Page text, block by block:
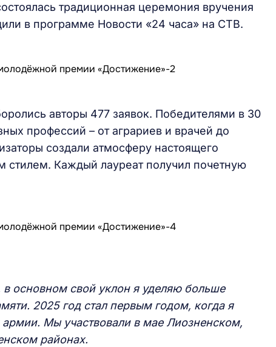
традиционная церемония вручения
в программе Новости «24 часа» на СТВ.
авторы 477 заявок. Победителями в 30
профессий – от аграриев и врачей до
создали атмосферу настоящего
стилем. Каждый лауреат получил почетную
основном свой уклон я уделяю больше
2025 год стал первым годом, когда я
Мы участвовали в мае Лиозненском,
районах.